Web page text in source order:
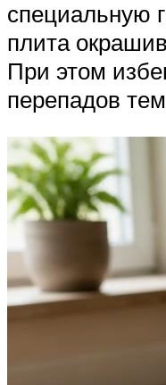
специальную
плита
При этом
перепадов